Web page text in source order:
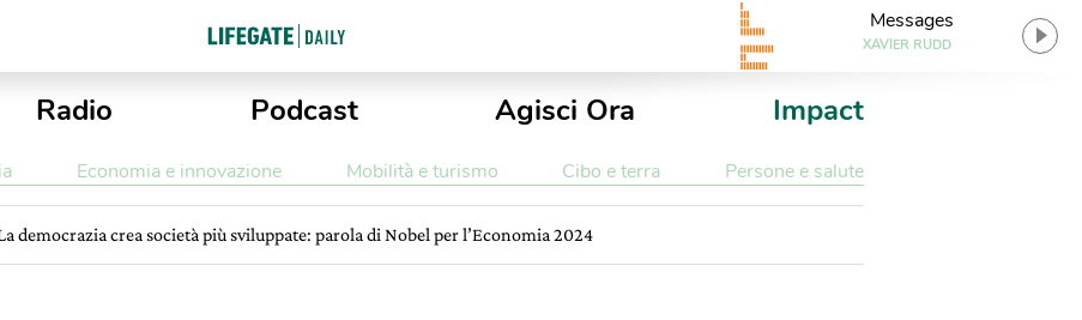
Messages
XAVIER RUDD
Radio Podcast Agisci Ora Impact
Economia e innovazione Mobilità e turismo Cibo e terra Persone e salute
democrazia crea società più sviluppate: parola di Nobel per l’Economia 2024